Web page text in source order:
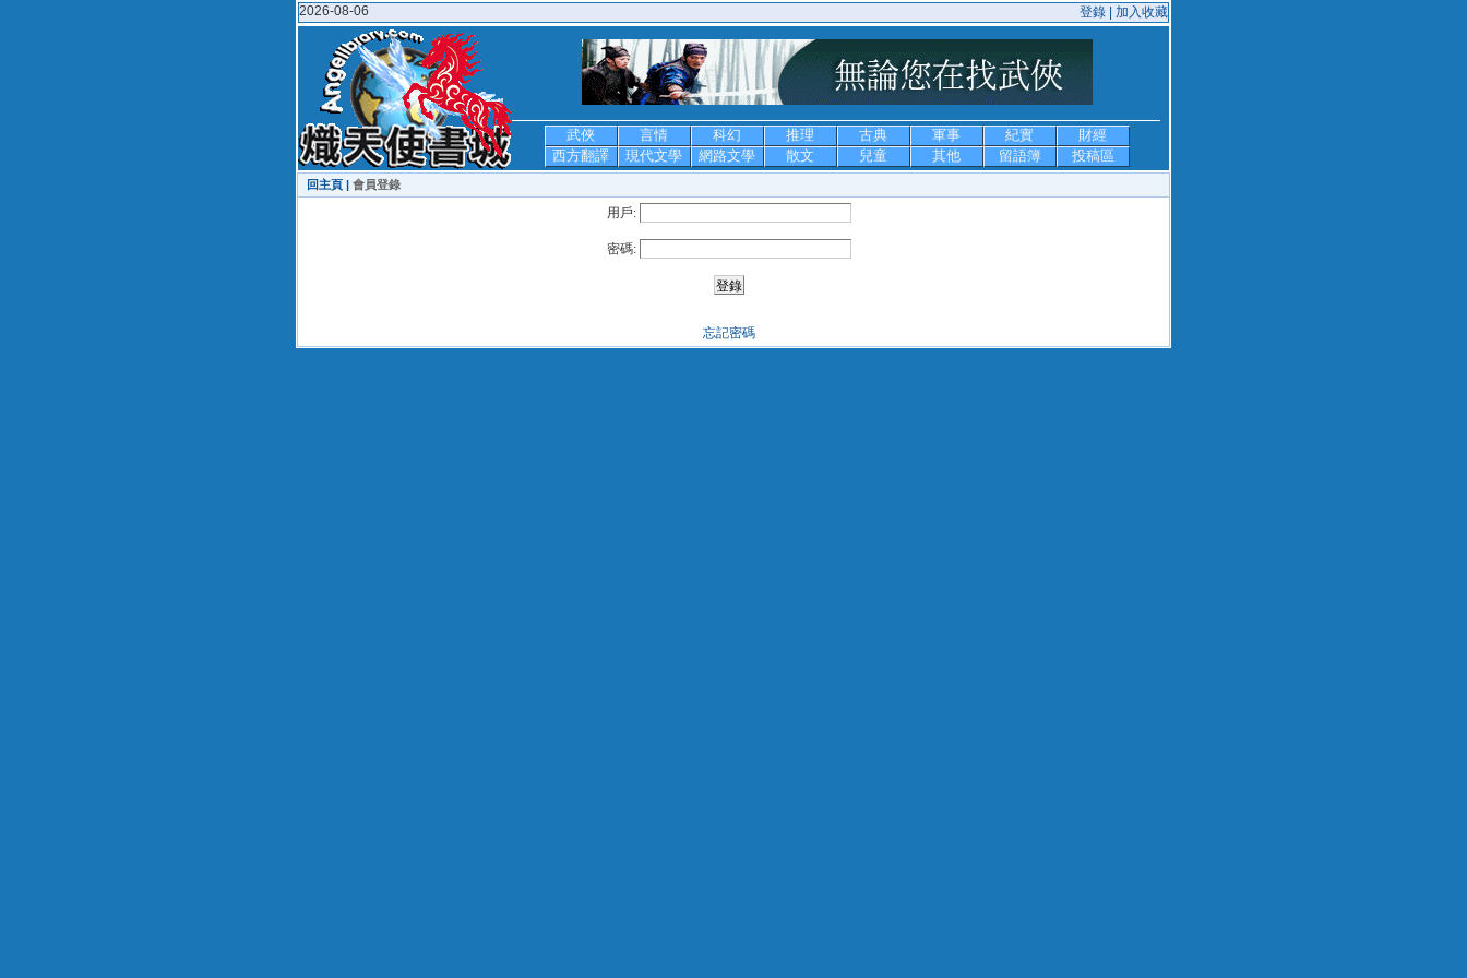
2026-08-06 登錄 | 加入收藏
武俠 言情 科幻 推理 古典 軍事 紀實
財經
西方翻譯
現代文學 網路文學 散文 兒童 其他 留語簿 投稿區
回主頁 | 會員登錄
用戶:
密碼:
忘記密碼